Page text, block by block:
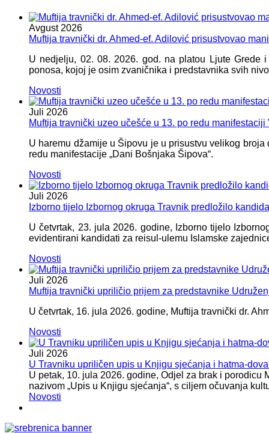
Avgust 2026
Muftija travnički dr. Ahmed-ef. Adilović prisustvovao
U nedjelju, 02. 08. 2026. god. na platou Ljute
ponosa, kojoj je osim zvaničnika i predstavnika svih
Novosti
Juli 2026
Muftija travnički uzeo učešće u 13. po redu
U haremu džamije u Šipovu je u prisustvu velikog
redu manifestacije „Dani Bošnjaka Šipova“.
Novosti
Juli 2026
Izborno tijelo Izbornog okruga Travnik predložilo
U četvrtak, 23. jula 2026. godine, Izborno tijelo
evidentirani kandidati za reisul-ulemu Islamske
Novosti
Juli 2026
Muftija travnički upriličio prijem za predstavnike
U četvrtak, 16. jula 2026. godine, Muftija travnički dr.
Novosti
Juli 2026
U Travniku upriličen upis u Knjigu sjećanja i hatma-
U petak, 10. jula 2026. godine, Odjel za brak i
nazivom „Upis u Knjigu sjećanja“, s ciljem očuvanja
Novosti